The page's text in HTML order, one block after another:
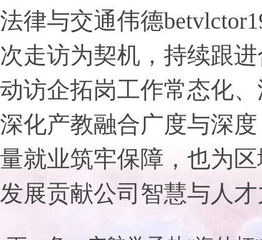
法律与交通​伟德
次走访为契机，持续跟
动访企拓岗工作常态化
深化产教融合广度与深
量就业筑牢保障，也为
发展贡献公司智慧与人